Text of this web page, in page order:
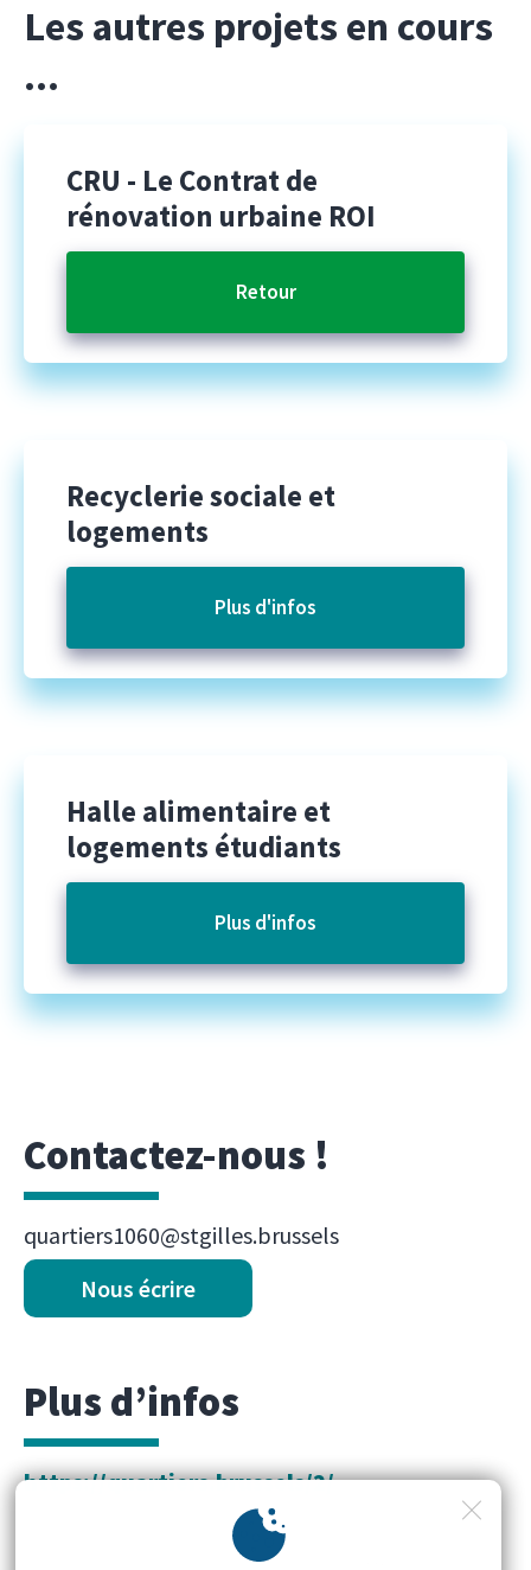
Les autres projets en cours
...
CRU - Le Contrat de
rénovation urbaine ROI
Retour
Recyclerie sociale et
logements
Plus d'infos
Halle alimentaire et
logements étudiants
Plus d'infos
Contactez-nous !
quartiers1060@stgilles.brussels
Nous écrire
Plus d’infos
https://quartiers.brussels/2/